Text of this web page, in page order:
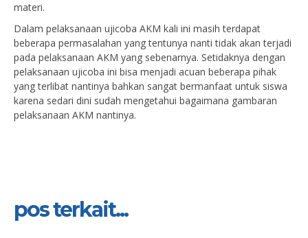
materi.
Dalam pelaksanaan ujicoba AKM kali ini masih terdapat
beberapa permasalahan yang tentunya nanti tidak akan terjadi
pada pelaksanaan AKM yang sebenarnya. Setidaknya dengan
pelaksanaan ujicoba ini bisa menjadi acuan beberapa pihak
yang terlibat nantinya bahkan sangat bermanfaat untuk siswa
karena sedari dini sudah mengetahui bagaimana gambaran
pelaksanaan AKM nantinya.
pos terkait...